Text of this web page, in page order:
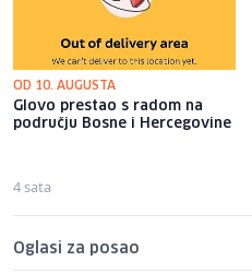
OD 10. AUGUSTA
Glovo prestao s radom na
području Bosne i Hercegovine
4 sata
Oglasi za posao